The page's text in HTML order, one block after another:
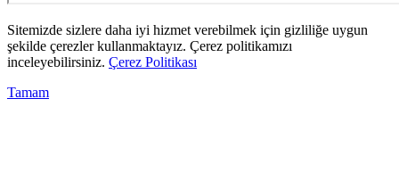
Sitemizde sizlere daha iyi hizmet verebilmek için gizliliğe uygun
şekilde çerezler kullanmaktayız. Çerez politikamızı
inceleyebilirsiniz. Çerez Politikası
Tamam